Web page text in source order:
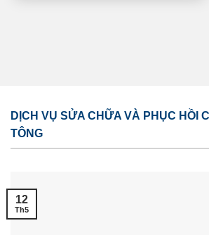
DỊCH VỤ SỬA CHỮA VÀ PHỤC HỒI
TÔNG
12
Th5